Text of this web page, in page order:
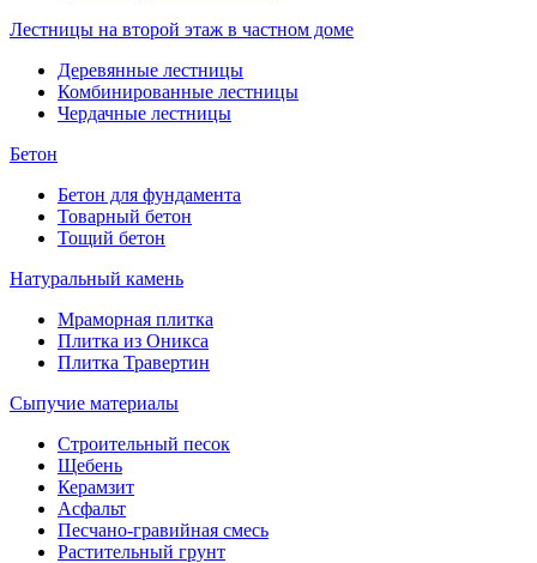
Лестницы на второй этаж в частном доме
Деревянные лестницы
Комбинированные лестницы
Чердачные лестницы
Бетон
Бетон для фундамента
Товарный бетон
Тощий бетон
Натуральный камень
Мраморная плитка
Плитка из Оникса
Плитка Травертин
Сыпучие материалы
Строительный песок
Щебень
Керамзит
Асфальт
Песчано-гравийная смесь
Растительный грунт